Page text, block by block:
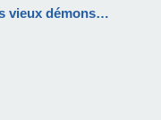
vieux démons…